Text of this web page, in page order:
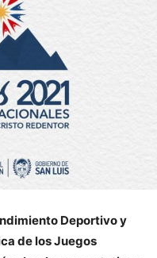
Deportivo y
de los Juegos